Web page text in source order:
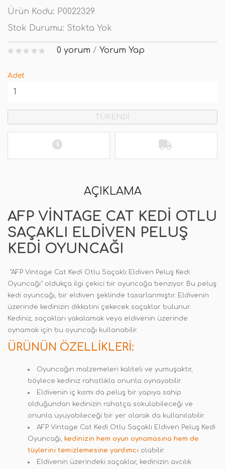
Ürün Kodu: P0022329
Stok Durumu: Stokta Yok
0 yorum / Yorum Yap
Adet
TÜKENDİ
AÇIKLAMA
AFP VINTAGE CAT KEDI OTLU
SAÇAKLI ELDIVEN PELUŞ
KEDI OYUNCAĞI
"AFP Vintage Cat Kedi Otlu Saçaklı Eldiven Peluş Kedi
Oyuncağı" oldukça ilgi çekici bir oyuncağa benziyor. Bu peluş
kedi oyuncağı, bir eldiven şeklinde tasarlanmıştır. Eldivenin
üzerinde kedinizin dikkatini çekecek saçaklar bulunur.
Kediniz, saçakları yakalamak veya eldivenin üzerinde
oynamak için bu oyuncağı kullanabilir.
ÜRÜNÜN ÖZELLIKLERI:
Oyuncağın malzemeleri kaliteli ve yumuşaktır,
böylece kediniz rahatlıkla onunla oynayabilir.
Eldivenin iç kısmı da peluş bir yapıya sahip
olduğundan kedinizin rahatça sokulabileceği ve
onunla uyuyabileceği bir yer olarak da kullanılabilir.
AFP Vintage Cat Kedi Otlu Saçaklı Eldiven Peluş Kedi
Oyuncağı, kedinizin hem oyun oynamasına hem de
tüylerini temizlemesine yardımcı olabilir.
Eldivenin üzerindeki saçaklar, kedinizin avcılık